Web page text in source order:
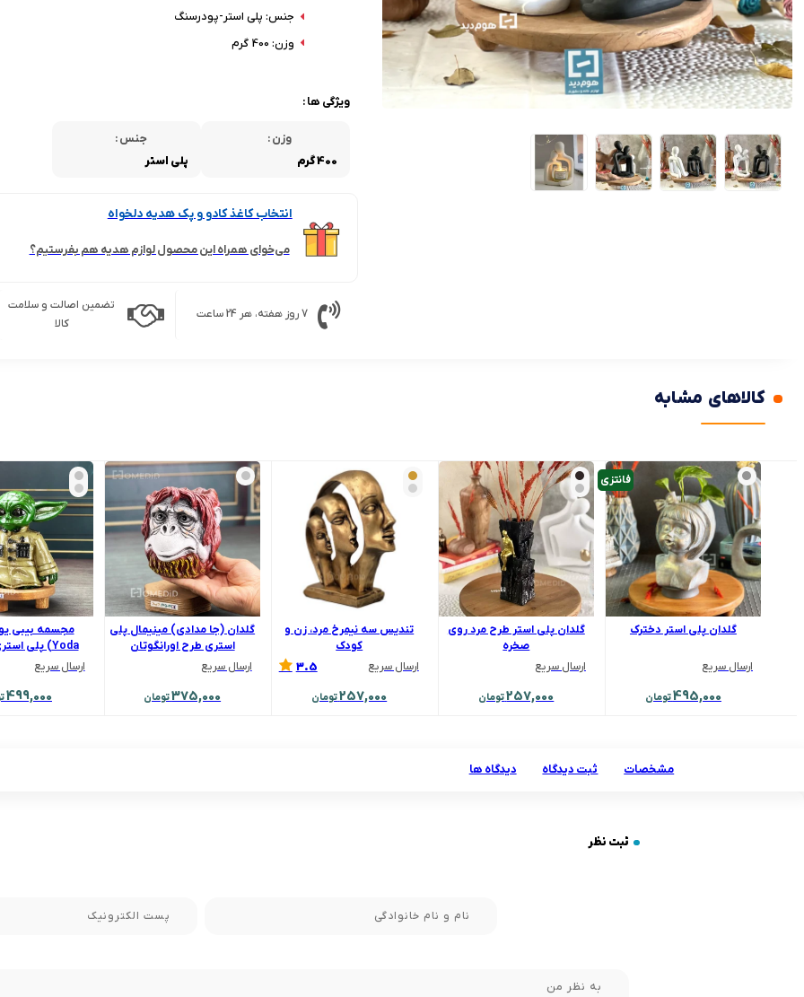
جنس: پلی استر-پودرسنگ
وزن: 400 گرم
ویژگی ها :
وزن :
400 گرم
جنس :
پلی استر
انتخاب کاغذ کادو و پک هدیه دلخواه
می‌خوای همراه این محصول لوازم هدیه هم بفرستیم؟
7 روز هفته، هر 24 ساعت
تضمین اصالت و سلامت
کالا
کالاهای مشابه
فانتزی
گلدان پلی استر دخترک
ارسال سریع
495,000تومان
گلدان پلی استر طرح مرد روی
صخره
ارسال سریع
257,000تومان
تندیس سه نیمرخ مرد، زن و
کودک
ارسال سریع
3.5
257,000تومان
گلدان (جا مدادی) مینیمال پلی
استری طرح اورانگوتان
ارسال سریع
375,000تومان
Yoda) پلی استری کد 833
ارسال سریع
499,000
مشخصات ثبت دیدگاه دیدگاه ها
ثبت نظر